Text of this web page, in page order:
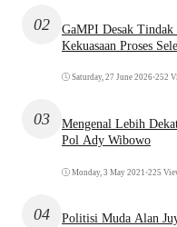
02
GaMPI Desak Tindak
Kekuasaan Proses
Saturday, 27 June 2026•252
03
Mengenal Lebih
Pol Ady Wibowo
Monday, 3 May 2021 •225
04
Politisi Muda Alan